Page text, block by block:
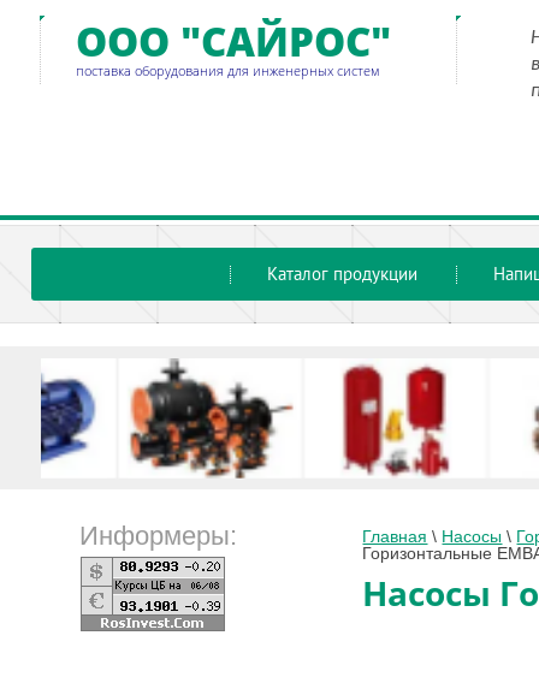
ООО "САЙРОС"
поставка оборудования для инженерных систем
Каталог продукции
Информеры: Главная \ Насосы \
Горизонтальные
Насосы